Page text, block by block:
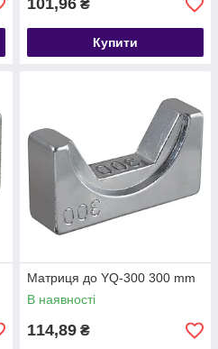
101,96 ₴
Купити
Матриця до YQ-300 300 mm
В наявності
114,89 ₴